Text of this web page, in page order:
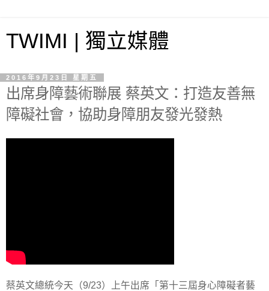
TWIMI | 獨立媒體
2016年9月23日 星期五
出席身障藝術聯展 蔡英文：打造友善無
障礙社會，協助身障朋友發光發熱
蔡英文總統今天（9/23）上午出席「第十三屆身心障礙者藝